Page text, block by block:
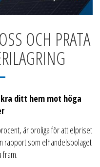
OCH PRATA
ditt hem mot höga
är oroliga för att elpriset
rapport som elhandelsbolaget
fram.